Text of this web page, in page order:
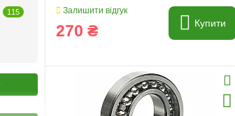
115 Залишити відгук
270 ₴ Купити